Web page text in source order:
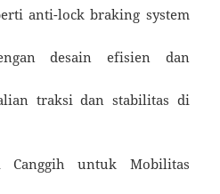
anti-lock braking system
desain efisien dan
traksi dan stabilitas di
Canggih untuk Mobilitas